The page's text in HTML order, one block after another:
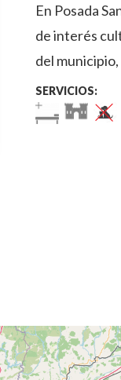
En Posada
de interés
del municipio,
SERVICIOS: